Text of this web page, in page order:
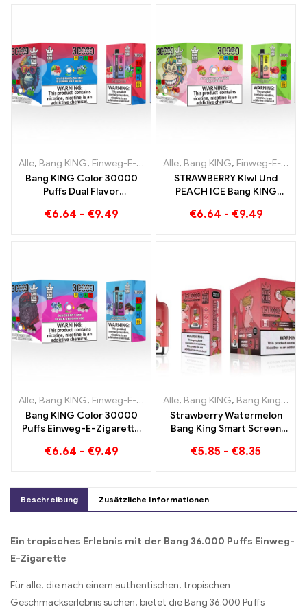
Alle, Bang KING, Einweg-E-Zigaretten Litauen ,Einweg-E-
Bang KING Color 30000
Puffs Dual Flavor
Kombination aus Blueberry
€6.64 - €9.49
Alle, Bang KING, Einweg-E-Zigaretten Litauen
STRAWBERRY KIwI Und
PEACH ICE Bang KING
Einweg-E-Zigarette – Dual
€6.64 - €9.49
Alle, Bang KING, Einweg-E-Zigaretten Litauen ,Einweg-E-
Bang KING Color 30000
Puffs Einweg-E-Zigarette
den
€6.64 - €9.49
Alle, Bang KING, Bang King Smart Screen 15000 Puff
Strawberry Watermelon
Bang King Smart Screen
den entspannenden
€5.85 - €8.35
Beschreibung Zusätzliche Informationen
Ein tropisches Erlebnis mit der Bang 36.000 Puffs Einweg-
E-Zigarette
Für alle, die nach einem authentischen, tropischen
Geschmackserlebnis suchen, bietet die Bang 36.000 Puffs